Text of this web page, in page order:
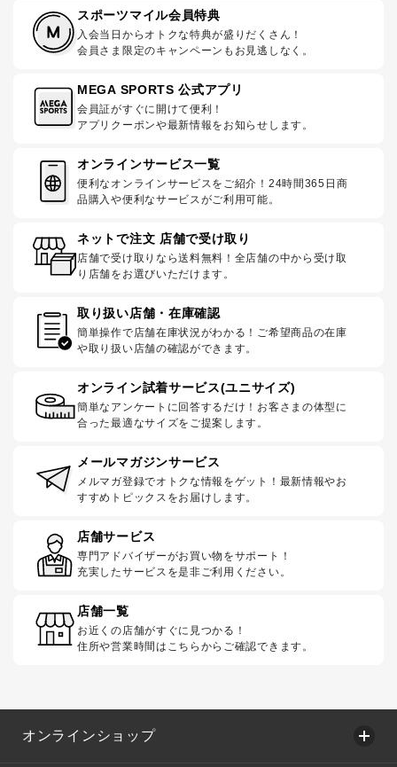
スポーツマイル会員特典
入会当日からオトクな特典が盛りだくさん！
会員さま限定のキャンペーンもお見逃しなく。
MEGA SPORTS 公式アプリ
会員証がすぐに開けて便利！
アプリクーポンや最新情報をお知らせします。
オンラインサービス一覧
便利なオンラインサービスをご紹介！24時間365日商
品購入や便利なサービスがご利用可能。
ネットで注文 店舗で受け取り
店舗で受け取りなら送料無料！全店舗の中から受け取
り店舗をお選びいただけます。
取り扱い店舗・在庫確認
簡単操作で店舗在庫状況がわかる！ご希望商品の在庫
や取り扱い店舗の確認ができます。
オンライン試着サービス(ユニサイズ)
簡単なアンケートに回答するだけ！お客さまの体型に
合った最適なサイズをご提案します。
メールマガジンサービス
メルマガ登録でオトクな情報をゲット！最新情報やお
すすめトピックスをお届けします。
店舗サービス
専門アドバイザーがお買い物をサポート！
充実したサービスを是非ご利用ください。
店舗一覧
お近くの店舗がすぐに見つかる！
住所や営業時間はこちらからご確認できます。
オンラインショップ